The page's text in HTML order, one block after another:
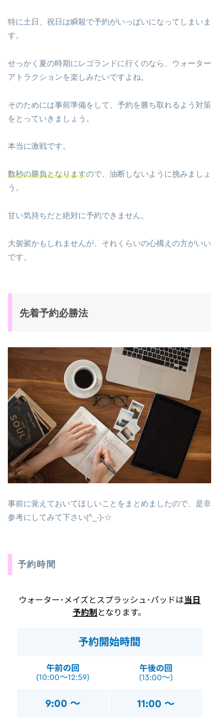
特に土日、祝日は瞬殺で予約がいっぱいになってしまいま
す。
せっかく夏の時期にレゴランドに行くのなら、ウォーター
アトラクションを楽しみたいですよね。
そのためには事前準備をして、予約を勝ち取れるよう対策
をとっていきましょう。
本当に激戦です。
数秒の勝負となりますので、油断しないように挑みましょ
う。
甘い気持ちだと絶対に予約できません。
大袈裟かもしれませんが、それくらいの心構えの方がいい
です。
先着予約必勝法
事前に覚えておいてほしいことをまとめましたので、是非
参考にしてみて下さい(^_-)-☆
予約時間